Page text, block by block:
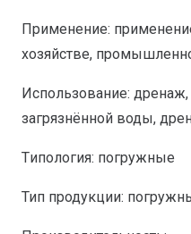
Применение:
хозяйстве,
Использование:
загрязнённой воды,
Tипология: погружные
Тип продукции: